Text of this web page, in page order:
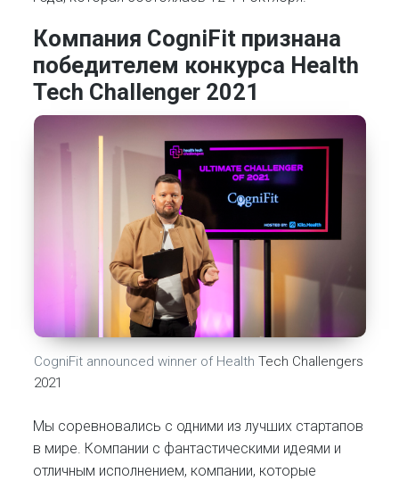
Компания CogniFit признана
победителем конкурса Health
Tech Challenger 2021
CogniFit announced winner of Health Tech Challengers
2021
Мы соревновались с одними из лучших стартапов
в мире. Компании с фантастическими идеями и
отличным исполнением, компании, которые